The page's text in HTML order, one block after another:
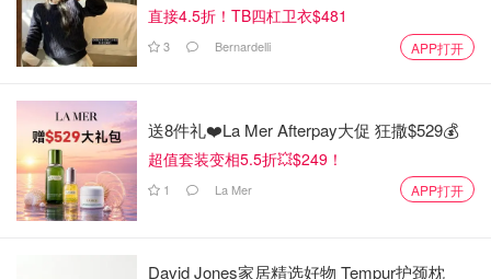
直接4.5折！TB四杠卫衣$481
3 Bernardelli APP打开
送8件礼❤️La Mer Afterpay大促 狂撒$529💰
超值套装变相5.5折💥$249！
1 La Mer APP打开
David Jones家居精选好物 Tempur护颈枕